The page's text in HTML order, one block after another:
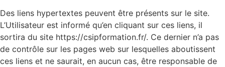
Des liens hypertextes peuvent être présents sur le site.
L’Utilisateur est informé qu’en cliquant sur ces liens, il
sortira du site https://csipformation.fr/. Ce dernier n’a pas
de contrôle sur les pages web sur lesquelles aboutissent
ces liens et ne saurait, en aucun cas, être responsable de